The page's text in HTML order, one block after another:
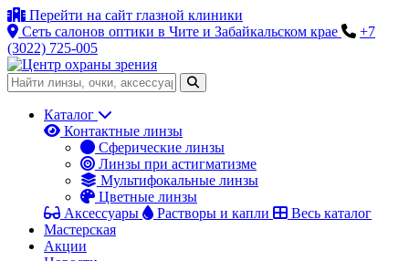
Перейти на сайт глазной клиники
Сеть салонов оптики в Чите и Забайкальском крае
+7
(3022) 725-005
Каталог
Контактные линзы
Сферические линзы
Линзы при астигматизме
Мультифокальные линзы
Цветные линзы
Аксессуары
Растворы и капли
Весь каталог
Мастерская
Акции